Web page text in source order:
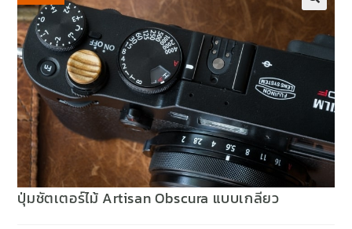
ปุ่มชัตเตอร์ไม้ Artisan Obscura แบบเกลียว